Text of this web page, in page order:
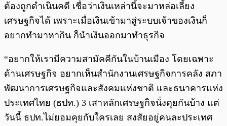
ต้องถูกดำเนินคดี เชื่อว่าเงินเหล่านี้จะมาหล่อเลี้ยง
เศรษฐกิจได้ เพราะเมื่อเงินเข้ามาสู่ระบบเจ้าของเงินก็
อยากทำมาหากิน ก็นำเงินออกมาทำธุรกิจ
“อยากให้เรามีความสามัคคีกันในบ้านเมือง โดยเฉพาะ
ด้านเศรษฐกิจ อยากเห็นสำนักงานเศรษฐกิจการคลัง สภา
พัฒนาการเศรษฐกิจและสังคมแห่งชาติ และธนาคารแห่ง
ประเทศไทย (ธปท.) 3 เสาหลักเศรษฐกิจนั่งคุยกันบ้าง แต่
วันนี้ ธปท.ไม่ยอมคุยกับใครเลย สงสัยอยู่คนละประเทศ